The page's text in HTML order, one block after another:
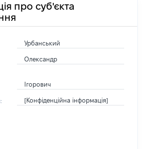
про суб'єкта
Урбанський
Олександр
Ігорович
[Конфіденційна інформація]